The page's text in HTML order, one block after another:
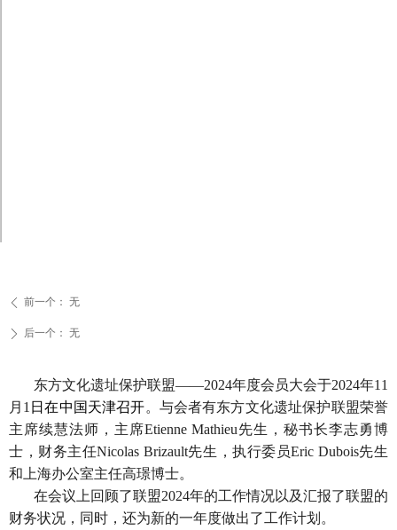
东方文化遗址保护联盟——2024年度会员大会于2024年11
月1 日在中国天津召开。与会者有东方文化遗址保护联盟荣誉
主席续慧法师，主席Etienne Mathieu先生，秘书长李志勇博
士，财务主任Nicolas Brizault先生，执行委员Eric Dubois先生
和上海办公室主任高璟博士。
在会议上回顾了联盟2024年的工作情况以及汇报了联盟的
财务状况，同时，还为新的一年度做出了工作计划。
ꄴ 前一个： 无
ꄲ 后一个： 无